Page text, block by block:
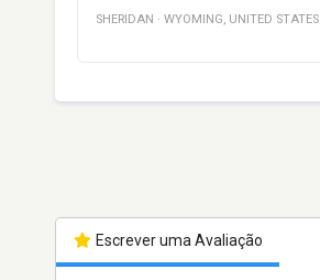
SHERIDAN · WYOMING, UNITED STATES
Escrever uma Avaliação